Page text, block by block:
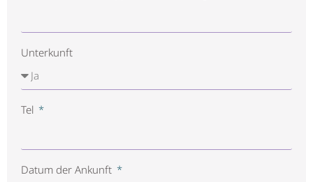
Unterkunft
Tel
Datum der Ankunft